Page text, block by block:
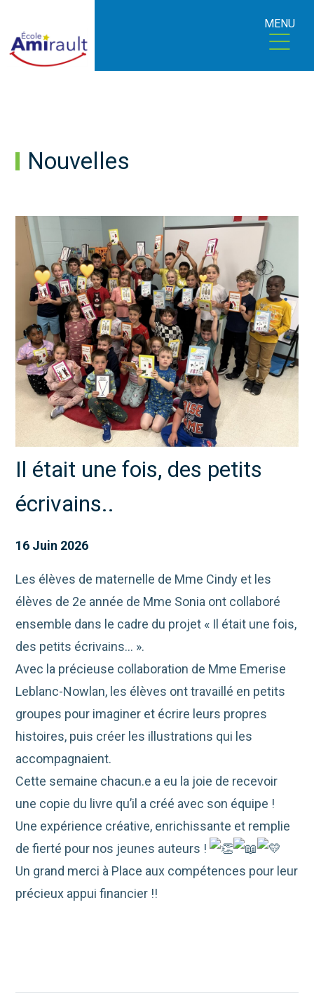
MENU
Nouvelles
Il était une fois, des petits
écrivains..
16 Juin 2026
Les élèves de maternelle de Mme Cindy et les
élèves de 2e année de Mme Sonia ont collaboré
ensemble dans le cadre du projet « Il était une fois,
des petits écrivains… ».
Avec la précieuse collaboration de Mme Emerise
Leblanc-Nowlan, les élèves ont travaillé en petits
groupes pour imaginer et écrire leurs propres
histoires, puis créer les illustrations qui les
accompagnaient.
Cette semaine chacun.e a eu la joie de recevoir
une copie du livre qu’il a créé avec son équipe !
Une expérience créative, enrichissante et remplie
de fierté pour nos jeunes auteurs !
Un grand merci à Place aux compétences pour leur
précieux appui financier !!